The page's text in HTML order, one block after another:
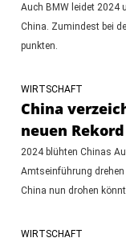
Auch BMW leidet 2024
China. Zumindest bei
punkten.
WIRTSCHAFT
China
neuen
2024 blühten Chinas
Amtseinführung
China nun drohen
WIRTSCHAFT